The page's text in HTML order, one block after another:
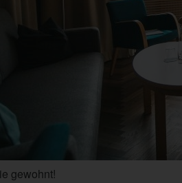
gewohnt!